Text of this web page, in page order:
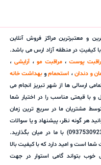
و معتبرترین مراکز فروش آنلاین
کیفیتِ در منطقه آزاد ارس می باشد.
پوست،مراقبت مو،آرایشی،
و دندان، استحمامو بهداشت خانه
ارسالی ها از شهر تبریز انجام می
قیمتی مناسب را در اختیار شما
مشتریان ما در سریع ترین زمان
هر گونه نظر، پیشنهاد و یا سوالات
خود را از طریق پشتیبانی آنلاین مجموعه (09375309238) با ما در میان بگذارید.
شما است و امید دارد که با کیفیت بالا
بتواند گامی استوار در جهت